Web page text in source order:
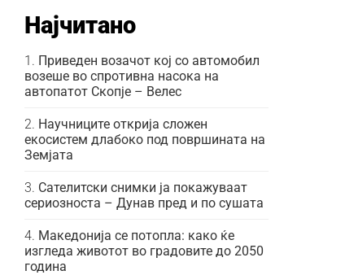
Најчитано
Приведен возачот кој со автомобил
возеше во спротивна насока на
автопатот Скопје – Велес
Научниците открија сложен
екосистем длабоко под површината на
Земјата
Сателитски снимки ја покажуваат
сериозноста – Дунав пред и по сушата
Македонија се потопла: како ќе
изгледа животот во градовите до 2050
година